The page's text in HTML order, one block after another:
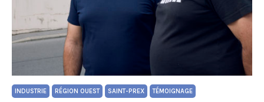
INDUSTRIE RÉGION OUEST SAINT-PREX TÉMOIGNAGE